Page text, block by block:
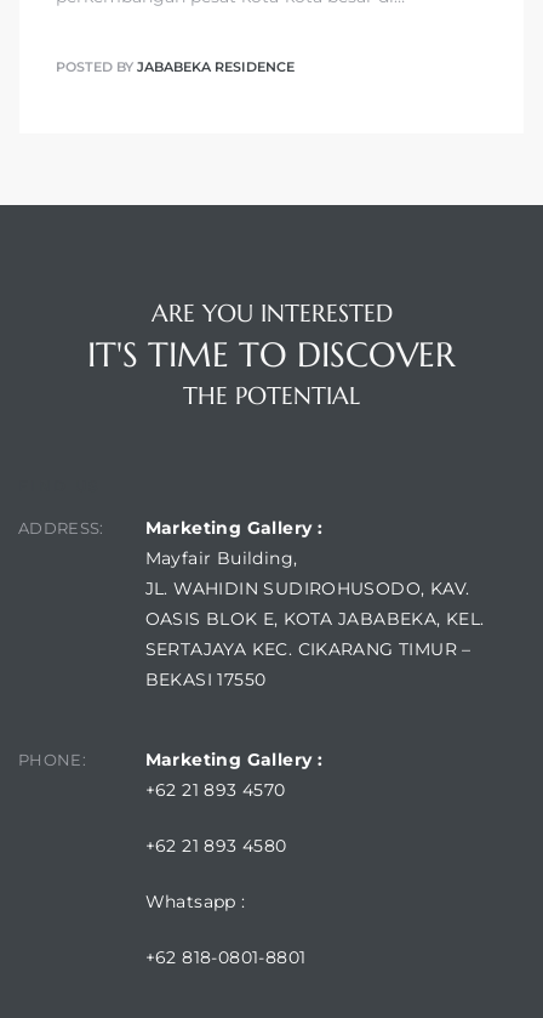
POSTED BY JABABEKA RESIDENCE
ARE YOU INTERESTED
IT'S TIME TO DISCOVER
THE POTENTIAL
ADDRESS:
Marketing Gallery :
Mayfair Building,
JL. WAHIDIN SUDIROHUSODO, KAV.
OASIS BLOK E, KOTA JABABEKA, KEL.
SERTAJAYA KEC. CIKARANG TIMUR –
BEKASI 17550
PHONE:
Marketing Gallery :
+62 21 893 4570
+62 21 893 4580
Whatsapp :
+62 818-0801-8801